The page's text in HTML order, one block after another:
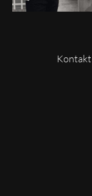
Kontakt